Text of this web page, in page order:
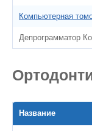
Компьютерная
Депрограмматор
Название